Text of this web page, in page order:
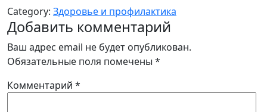
Category: Здоровье и профилактика
Добавить комментарий
Ваш адрес email не будет опубликован.
Обязательные поля помечены *
Комментарий *